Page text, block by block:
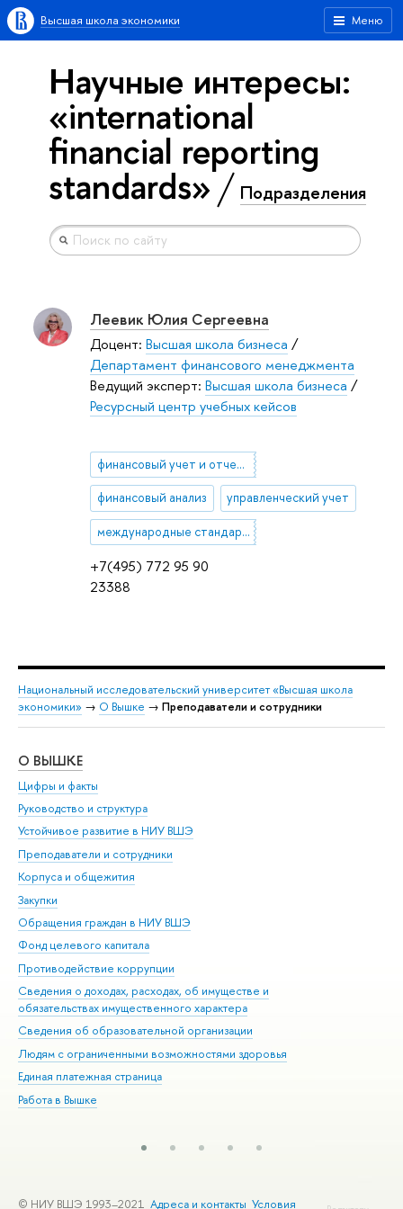
Меню
Высшая школа экономики
Научные интересы:
«international
financial reporting
standards» Подразделения
+7(495) 772 95 90
23388
Леевик Юлия Сергеевна
Доцент: Высшая школа бизнеса /
Департамент финансового менеджмента
Ведущий эксперт: Высшая школа бизнеса /
Ресурсный центр учебных кейсов
финансовый учет и отчетность
финансовый анализ управленческий учет
международные стандарты финансовой отчетности (МСФО)
Национальный исследовательский университет «Высшая школа
экономики» → О Вышке → Преподаватели и сотрудники
О ВЫШКЕ
Цифры и факты
Руководство и структура
Устойчивое развитие в НИУ ВШЭ
Преподаватели и сотрудники
Корпуса и общежития
Закупки
Обращения граждан в НИУ ВШЭ
Фонд целевого капитала
Противодействие коррупции
Сведения о доходах, расходах, об имуществе и
обязательствах имущественного характера
Сведения об образовательной организации
Людям с ограниченными возможностями здоровья
Единая платежная страница
Работа в Вышке
© НИУ ВШЭ 1993–2021 Адреса и контакты Условия